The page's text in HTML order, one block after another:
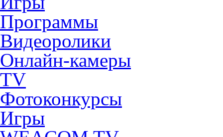
Программы
Видеоролики
Онлайн-камеры
TV
Фотоконкурсы
Игры